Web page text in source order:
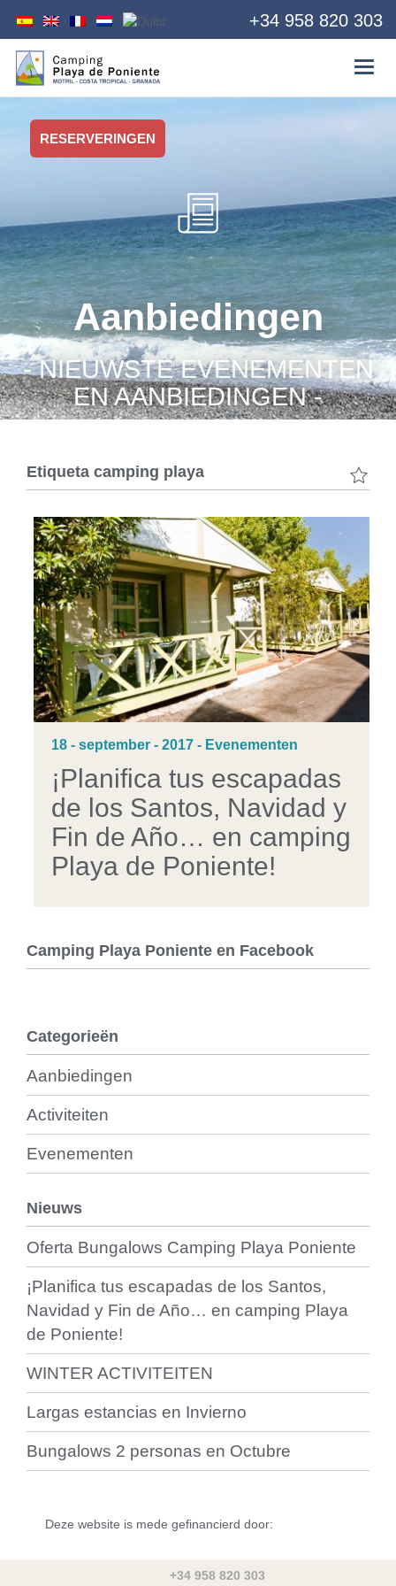
+34 958 820 303
RESERVERINGEN
Aanbiedingen
- NIEUWSTE EVENEMENTEN
EN AANBIEDINGEN -
Etiqueta camping playa
18 - september - 2017 - Evenementen
¡Planifica tus escapadas
de los Santos, Navidad y
Fin de Año… en camping
Playa de Poniente!
Camping Playa Poniente en Facebook
Categorieën
Aanbiedingen
Activiteiten
Evenementen
Nieuws
Oferta Bungalows Camping Playa Poniente
¡Planifica tus escapadas de los Santos,
Navidad y Fin de Año… en camping Playa
de Poniente!
WINTER ACTIVITEITEN
Largas estancias en Invierno
Bungalows 2 personas en Octubre
Deze website is mede gefinancierd door:
+34 958 820 303